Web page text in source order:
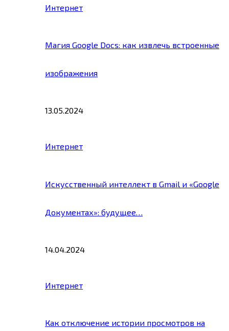
Интернет
Магия Google Docs: как извлечь встроенные
изображения
13.05.2024
Интернет
Искусственный интеллект в Gmail и «Google
Документах»: будущее…
14.04.2024
Интернет
Как отключение истории просмотров на